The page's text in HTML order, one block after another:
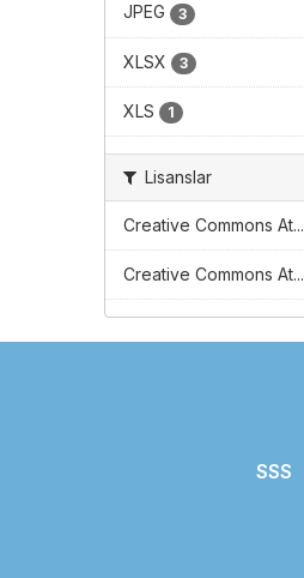
JPEG 3
XLSX 3
XLS 1
Lisanslar
Creative Commons At...
Creative Commons At...
SSS